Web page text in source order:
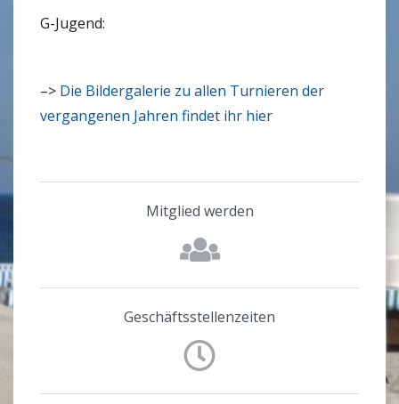
G-Jugend:
–> Die Bildergalerie zu allen Turnieren der
vergangenen Jahren findet ihr hier
Mitglied werden
Geschäftsstellenzeiten